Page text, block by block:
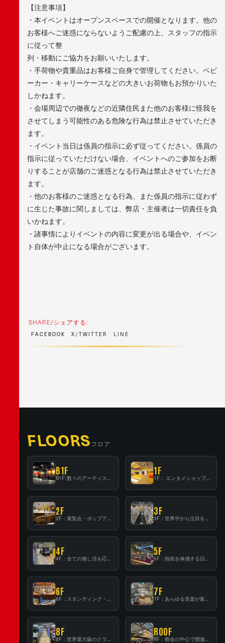
【注意事項】
・本イベントはオープンスペースでの開催となります。他の
お客様へご迷惑にならないようご配慮の上、スタッフの指示
に従って整
列・移動にご協力をお願いいたします。
・手荷物や貴重品はお客様ご自身で管理してください。ベビ
ーカー・キャリーケースなどの大きいお荷物もお預かりいた
しかねます。
・会場周辺での徹夜などの近隣住民また他のお客様に怪我を
させてしまう可能性のある危険な行為は禁止させていただき
ます。
・イベント当日は係員の指示に必ず従ってください。係員の
指示に従っていただけない場合、イベントへのご参加をお断
りすることが店舗のご迷惑となる行為は禁止させていただき
ます。
・他のお客様のご迷惑となる行為、また係員の指示に従わず
に生じた事故に関しましては、弊店・主催者は一切責任を負
いかねます。
・諸事情によりイベントの内容に変更が出る場合や、イベン
ト自体が中止になる場合がございます。
SHARE/シェアする:
FACEBOOK X/TWITTER INE
FLOORSフロア
B1F 1F
1F： エンタメショップならではのイマーシブ空間
2F 3F
4F 5F
6F 7F
8F ROOF